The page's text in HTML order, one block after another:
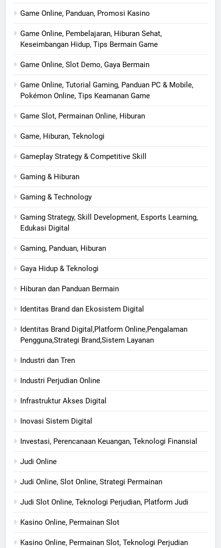
Game Online, Panduan, Promosi Kasino
Game Online, Pembelajaran, Hiburan Sehat,
Keseimbangan Hidup, Tips Bermain Game
Game Online, Slot Demo, Gaya Bermain
Game Online, Tutorial Gaming, Panduan PC & Mobile,
Pokémon Online, Tips Keamanan Game
Game Slot, Permainan Online, Hiburan
Game, Hiburan, Teknologi
Gameplay Strategy & Competitive Skill
Gaming & Hiburan
Gaming & Technology
Gaming Strategy, Skill Development, Esports Learning,
Edukasi Digital
Gaming, Panduan, Hiburan
Gaya Hidup & Teknologi
Hiburan dan Panduan Bermain
Identitas Brand dan Ekosistem Digital
Identitas Brand Digital,Platform Online,Pengalaman
Pengguna,Strategi Brand,Sistem Layanan
Industri dan Tren
Industri Perjudian Online
Infrastruktur Akses Digital
Inovasi Sistem Digital
Investasi, Perencanaan Keuangan, Teknologi Finansial
Judi Online
Judi Online, Slot Online, Strategi Permainan
Judi Slot Online, Teknologi Perjudian, Platform Judi
Kasino Online, Permainan Slot
Kasino Online, Permainan Slot, Teknologi Perjudian